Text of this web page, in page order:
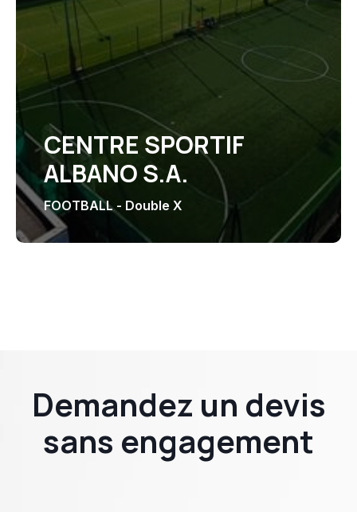
CENTRE SPORTIF
ALBANO S.A.
FOOTBALL - Double X
Demandez un devis
sans engagement